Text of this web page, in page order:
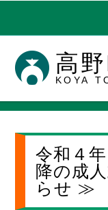
高
KOYA
令和４
降の成
らせ ≫